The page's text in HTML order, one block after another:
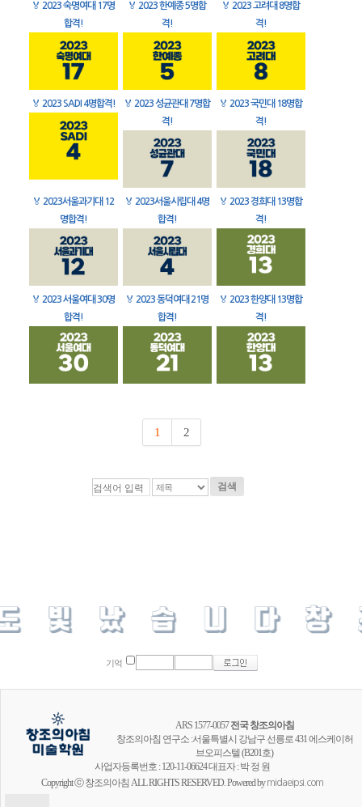
🏅 2023 숙명여대 17명
합격!
🏅 2023 한예종 5명합
격!
🏅 2023 고려대 8명합
격!
🏅 2023 SADI 4명합격! 🏅 2023 성균관대 7명합
격!
🏅 2023 국민대 18명합
격!
🏅 2023서울과기대 12
명합격!
🏅 2023서울시립대 4명
합격!
🏅 2023 경희대 13명합
격!
🏅 2023 서울여대 30명
합격!
🏅 2023 동덕여대 21명
합격!
🏅 2023 한양대 13명합
격!
1 2
검색
기억
ARS 1577-0057전국 창조의아침
창조의아침 연구소 :서울특별시 강남구 선릉로 431 에스케이허
브오피스텔 (B201호)
사업자등록번호 : 120-11-06624 대표자 : 박 정 원
Copyright ⓒ 창조의아침 ALL RIGHTS RESERVED. Powered bymidaeipsi.com